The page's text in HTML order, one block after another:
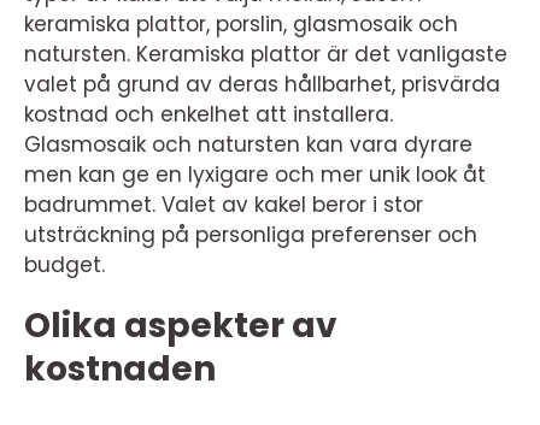
keramiska plattor, porslin, glasmosaik och
natursten. Keramiska plattor är det vanligaste
valet på grund av deras hållbarhet, prisvärda
kostnad och enkelhet att installera.
Glasmosaik och natursten kan vara dyrare
men kan ge en lyxigare och mer unik look åt
badrummet. Valet av kakel beror i stor
utsträckning på personliga preferenser och
budget.
Olika aspekter av
kostnaden